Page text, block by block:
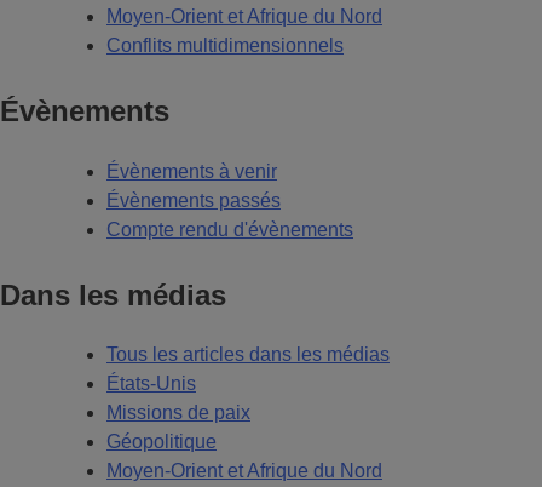
Moyen-Orient et Afrique du Nord
Conflits multidimensionnels
Évènements
Évènements à venir
Évènements passés
Compte rendu d'évènements
Dans les médias
Tous les articles dans les médias
États-Unis
Missions de paix
Géopolitique
Moyen-Orient et Afrique du Nord